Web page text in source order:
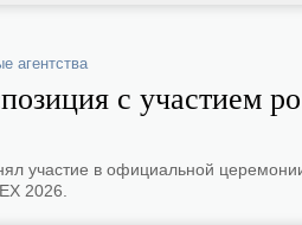
агентства
с участием
участие в официальной
2026.